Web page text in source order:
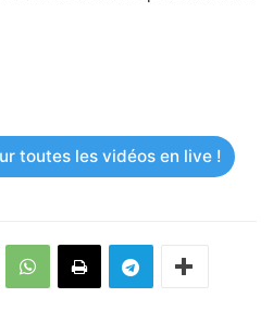
toutes les vidéos en live !